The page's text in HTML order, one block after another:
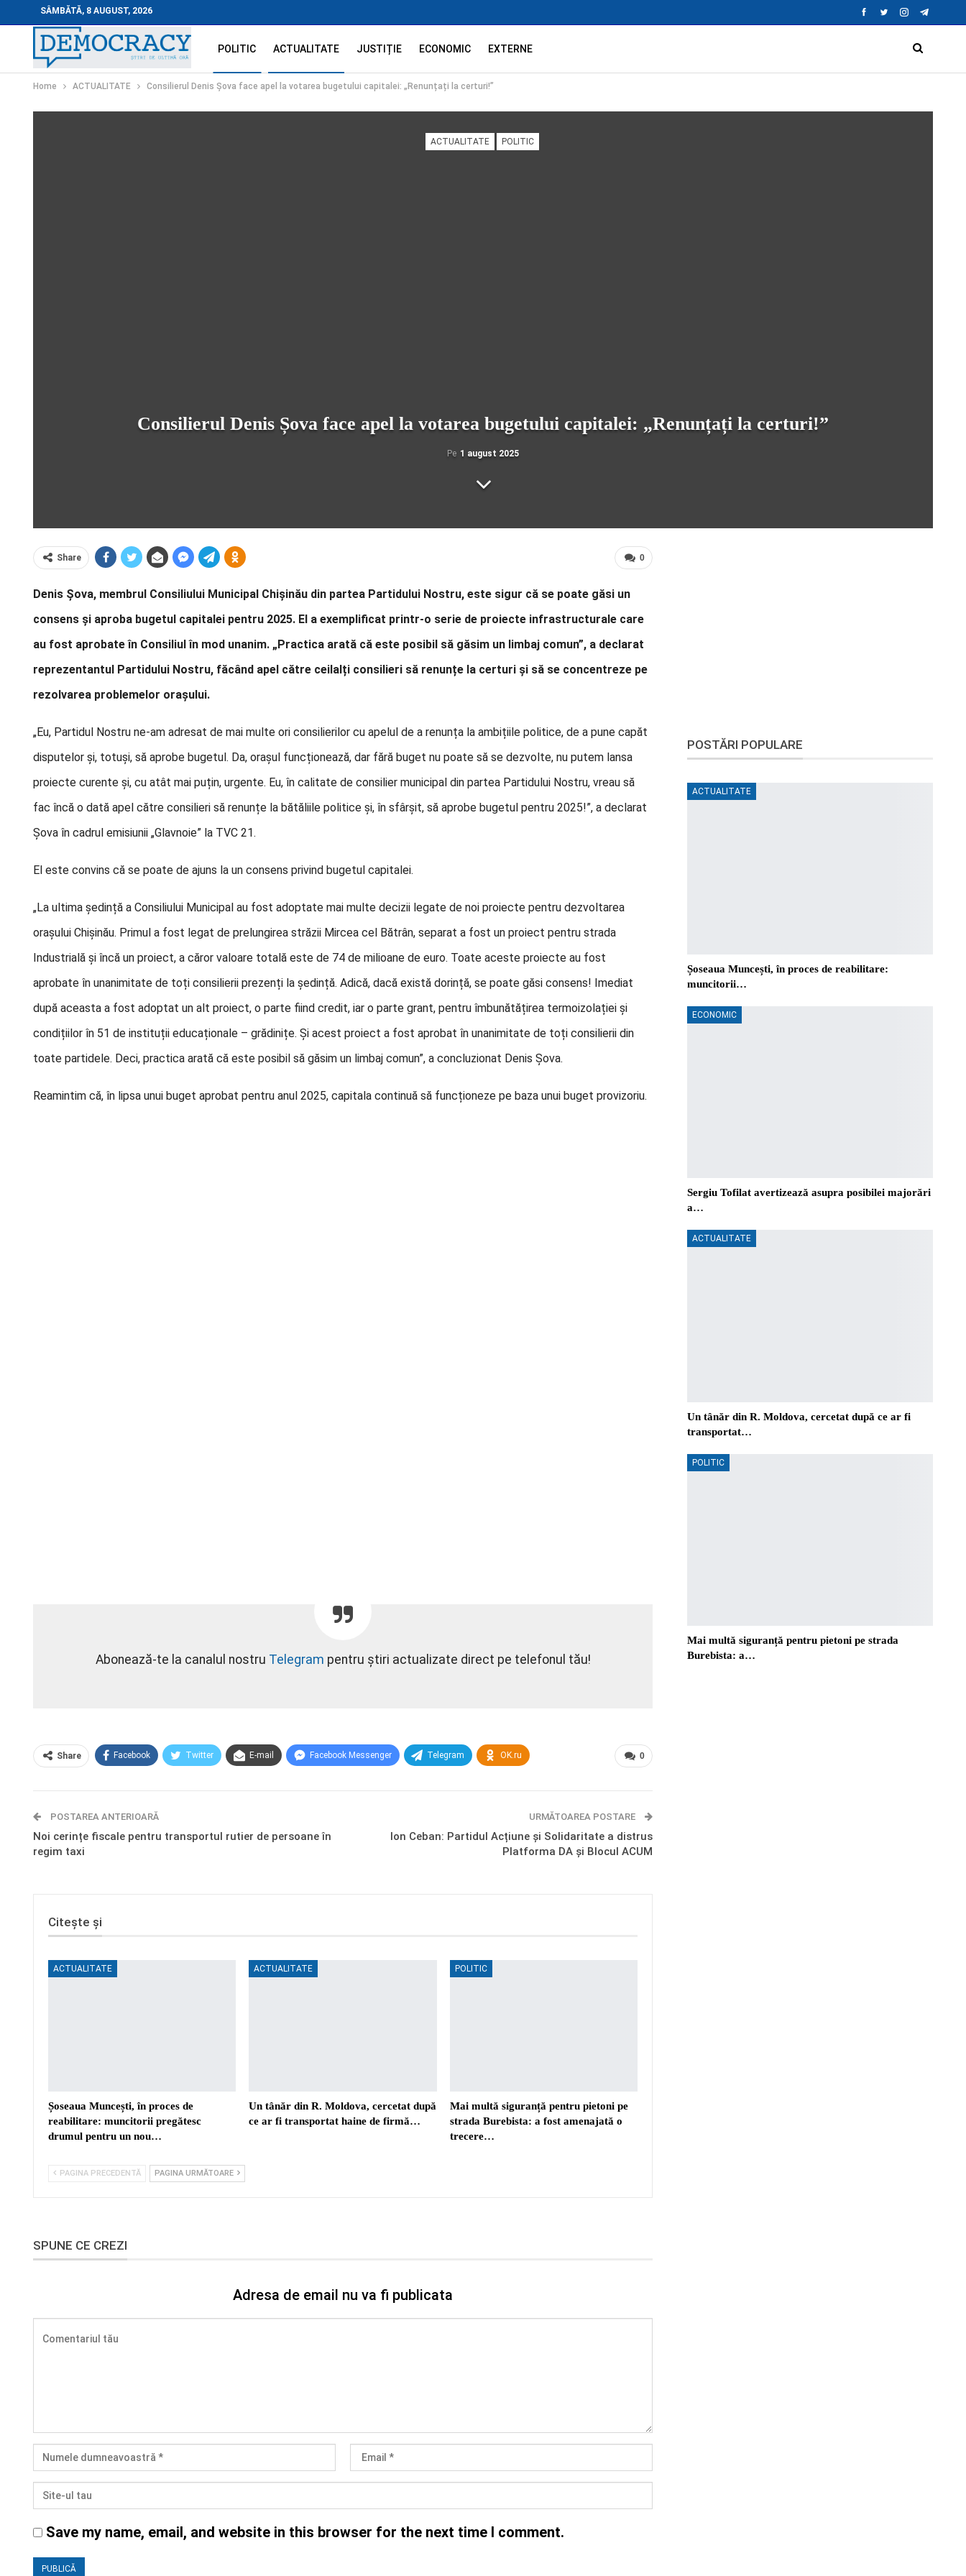
SÂMBĂTĂ, 8 AUGUST, 2026
POLITIC ACTUALITATE JUSTIȚIE ECONOMIC EXTERNE
Home ACTUALITATE Consilierul Denis Șova face apel la votarea bugetului capitalei: „Renunțați la certuri!”
ACTUALITATE POLITIC
Consilierul Denis Șova face apel la votarea bugetului capitalei: „Renunțați la certuri!”
Pe 1 august 2025
0
Share
Denis Șova, membrul Consiliului Municipal Chișinău din partea Partidului Nostru, este sigur că se poate găsi un
consens și aproba bugetul capitalei pentru 2025. El a exemplificat printr-o serie de proiecte infrastructurale care
au fost aprobate în Consiliul în mod unanim. „Practica arată că este posibil să găsim un limbaj comun”, a declarat
reprezentantul Partidului Nostru, făcând apel către ceilalți consilieri să renunțe la certuri și să se concentreze pe
rezolvarea problemelor orașului.
„Eu, Partidul Nostru ne-am adresat de mai multe ori consilierilor cu apelul de a renunța la ambițiile politice, de a pune capăt
disputelor și, totuși, să aprobe bugetul. Da, orașul funcționează, dar fără buget nu poate să se dezvolte, nu putem lansa
proiecte curente și, cu atât mai puțin, urgente. Eu, în calitate de consilier municipal din partea Partidului Nostru, vreau să
fac încă o dată apel către consilieri să renunțe la bătăliile politice și, în sfârșit, să aprobe bugetul pentru 2025!”, a declarat
Șova în cadrul emisiunii „Glavnoie” la TVC 21.
El este convins că se poate de ajuns la un consens privind bugetul capitalei.
„La ultima ședință a Consiliului Municipal au fost adoptate mai multe decizii legate de noi proiecte pentru dezvoltarea
orașului Chișinău. Primul a fost legat de prelungirea străzii Mircea cel Bătrân, separat a fost un proiect pentru strada
Industrială și încă un proiect, a căror valoare totală este de 74 de milioane de euro. Toate aceste proiecte au fost
aprobate în unanimitate de toți consilierii prezenți la ședință. Adică, dacă există dorință, se poate găsi consens! Imediat
după aceasta a fost adoptat un alt proiect, o parte fiind credit, iar o parte grant, pentru îmbunătățirea termoizolației și
condițiilor în 51 de instituții educaționale – grădinițe. Și acest proiect a fost aprobat în unanimitate de toți consilierii din
toate partidele. Deci, practica arată că este posibil să găsim un limbaj comun”, a concluzionat Denis Șova.
Reamintim că, în lipsa unui buget aprobat pentru anul 2025, capitala continuă să funcționeze pe baza unui buget provizoriu.
Abonează-te la canalul nostru Telegram pentru știri actualizate direct pe telefonul tău!
0
Share Facebook Twitter E-mail Facebook Messenger Telegram OK.ru
POSTAREA ANTERIOARĂ
Noi cerințe fiscale pentru transportul rutier de persoane în
regim taxi
URMĂTOAREA POSTARE
Ion Ceban: Partidul Acțiune și Solidaritate a distrus
Platforma DA și Blocul ACUM
Citește și
ACTUALITATE
Șoseaua Muncești, în proces de
reabilitare: muncitorii pregătesc
drumul pentru un nou…
ACTUALITATE
Un tânăr din R. Moldova, cercetat după
ce ar fi transportat haine de firmă…
POLITIC
Mai multă siguranță pentru pietoni pe
strada Burebista: a fost amenajată o
trecere…
PAGINA PRECEDENTĂ PAGINA URMĂTOARE
SPUNE CE CREZI
Adresa de email nu va fi publicata
Save my name, email, and website in this browser for the next time I comment.
POSTĂRI POPULARE
ACTUALITATE
Șoseaua Muncești, în proces de reabilitare:
muncitorii…
ECONOMIC
Sergiu Tofilat avertizează asupra posibilei majorări
a…
ACTUALITATE
Un tânăr din R. Moldova, cercetat după ce ar fi
transportat…
POLITIC
Mai multă siguranță pentru pietoni pe strada
Burebista: a…